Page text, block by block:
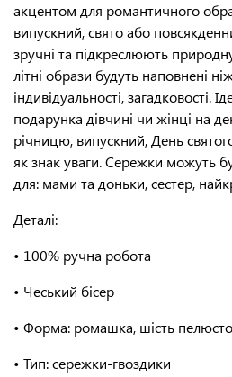
акцентом для романтичного
випускний, свято або
зручні та підкреслюють
літні образи будуть наповнені
індивідуальності, загадковості.
подарунка дівчині чи жінці на
річницю, випускний, День
як знак уваги. Сережки можуть
для: мами та доньки, сестер,
Деталі:
• 100% ручна робота
• Чеський бісер
• Форма: ромашка, шість
• Тип: сережки-гвоздики